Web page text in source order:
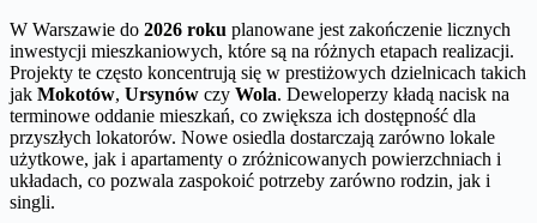
W Warszawie do 2026 roku planowane jest zakończenie licznych
inwestycji mieszkaniowych, które są na różnych etapach realizacji.
Projekty te często koncentrują się w prestiżowych dzielnicach takich
jak Mokotów, Ursynów czy Wola. Deweloperzy kładą nacisk na
terminowe oddanie mieszkań, co zwiększa ich dostępność dla
przyszłych lokatorów. Nowe osiedla dostarczają zarówno lokale
użytkowe, jak i apartamenty o zróżnicowanych powierzchniach i
układach, co pozwala zaspokoić potrzeby zarówno rodzin, jak i
singli.